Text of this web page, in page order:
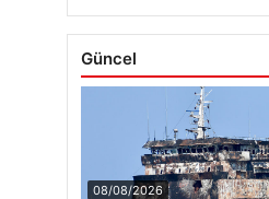
Güncel
08/08/2026